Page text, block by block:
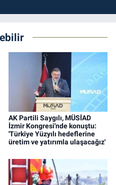
AK Partili Saygılı, MÜSİAD
İzmir Kongresi'nde konuştu:
'Türkiye Yüzyılı hedeflerine
üretim ve yatırımla ulaşacağız'